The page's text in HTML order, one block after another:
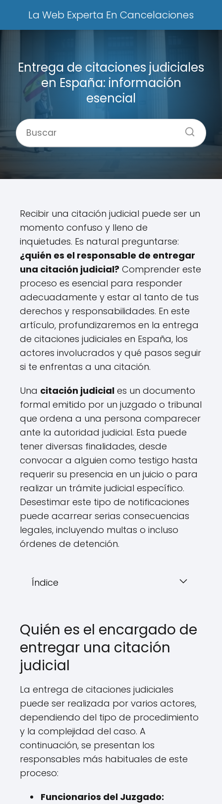
La Web Experta En Cancelaciones
Entrega de citaciones judiciales
en España: información
esencial
Recibir una citación judicial puede ser un
momento confuso y lleno de
inquietudes. Es natural preguntarse:
¿quién es el responsable de entregar
una citación judicial? Comprender este
proceso es esencial para responder
adecuadamente y estar al tanto de tus
derechos y responsabilidades. En este
artículo, profundizaremos en la entrega
de citaciones judiciales en España, los
actores involucrados y qué pasos seguir
si te enfrentas a una citación.
Una citación judicial es un documento
formal emitido por un juzgado o tribunal
que ordena a una persona comparecer
ante la autoridad judicial. Esta puede
tener diversas finalidades, desde
convocar a alguien como testigo hasta
requerir su presencia en un juicio o para
realizar un trámite judicial específico.
Desestimar este tipo de notificaciones
puede acarrear serias consecuencias
legales, incluyendo multas o incluso
órdenes de detención.
Índice
Quién es el encargado de
entregar una citación
judicial
La entrega de citaciones judiciales
puede ser realizada por varios actores,
dependiendo del tipo de procedimiento
y la complejidad del caso. A
continuación, se presentan los
responsables más habituales de este
proceso:
Funcionarios del Juzgado: